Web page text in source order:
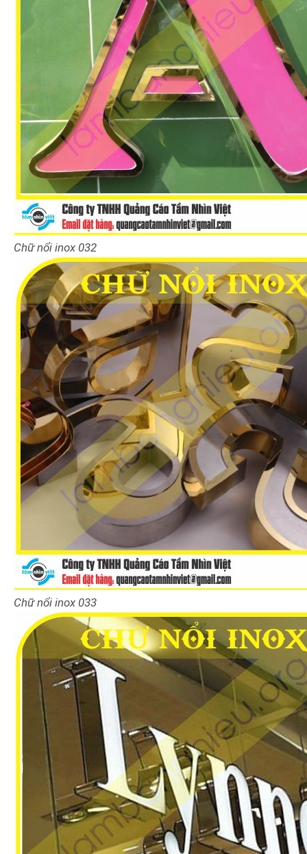
Chữ nổi inox 032
Chữ nổi inox 033